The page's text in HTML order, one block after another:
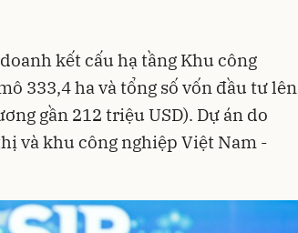
kết cấu hạ tầng Khu công
333,4 ha và tổng số vốn đầu tư lên
gần 212 triệu USD). Dự án do
và khu công nghiệp Việt Nam -